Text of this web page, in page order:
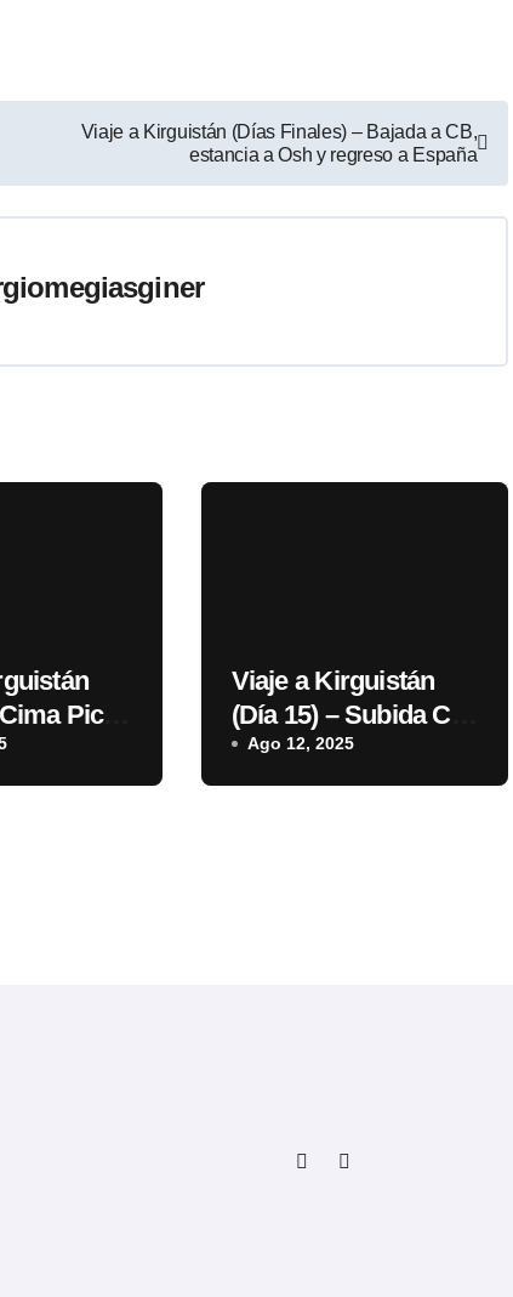
Viaje a Kirguistán (Días Finales) – Bajada a CB,
estancia a Osh y regreso a España
Pico
Viaje a Kirguistán
(Día 15) – Subida C2
a C3
Ago 12, 2025